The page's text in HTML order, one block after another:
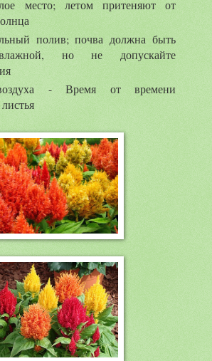
место; летом притеняют от
полив; почва должна быть
но не допускайте
- Время от времени